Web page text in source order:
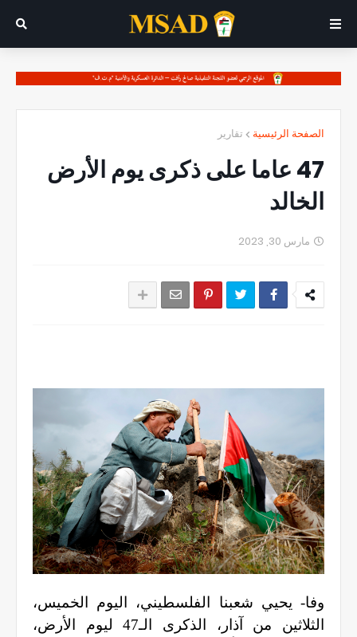
الصفحة الرئيسية تقارير
47 عاما على ذكرى يوم الأرض
الخالد
مارس 30, 2023
وفا- يحيي شعبنا الفلسطيني، اليوم الخميس،
الثلاثين من آذار، الذكرى الـ47 ليوم الأرض،